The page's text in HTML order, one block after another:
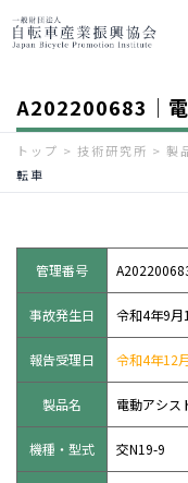
A202200683｜
トップ > 技術研究所 > 製
転車
管理番号
事故発生日 令和4年9月
報告受理日 令和4年12
製品名 電動アシス
機種・型式 交N19-9